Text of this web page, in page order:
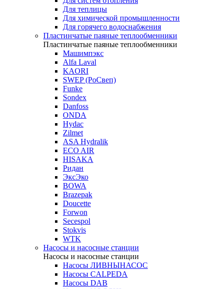
Для теплицы
Для химической промышленности
Для горячего водоснабжения
Пластинчатые паяные теплообменники
Пластинчатые паяные теплообменники
Машимпэкс
Alfa Laval
KAORI
SWEP (РоСвеп)
Funke
Sondex
Danfoss
ONDA
Hydac
Zilmet
ASA Hydralik
ECO AIR
HISAKA
Ридан
ЭксЭко
BOWA
Brazepak
Doucette
Forwon
Secespol
Stokvis
WTK
Насосы и насосные станции
Насосы и насосные станции
Насосы ЛИВНЫНАСОС
Насосы CALPEDA
Насосы DAB